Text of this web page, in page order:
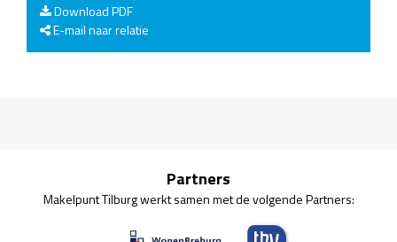
Download PDF
E-mail naar relatie
Partners
Makelpunt Tilburg werkt samen met de volgende Partners: